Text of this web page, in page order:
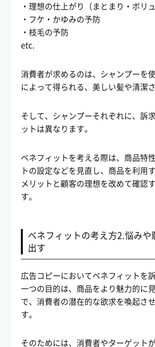
・理想の仕上がり（まとまり・ボリュ
・フケ・かゆみの予防
・枝毛の予防
etc.
消費者が求めるのは、シャンプーを
によって得られる、美しい髪や清潔さ
そして、シャンプーそれぞれに、訴
ットは異なります。
ベネフィットを考える際は、商品特
トの設定などを見直し、商品を利用
メリットと顧客の理想を改めて確認
す。
ベネフィットの考え方2.悩みや
出す
広告コピーにおいてベネフィットを
一つの目的は、商品をより魅力的に
で、消費者の潜在的な欲求を喚起さ
す。
そのためには、消費者やターゲット